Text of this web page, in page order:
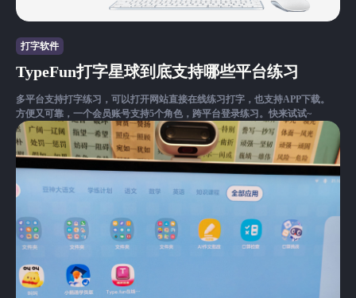
打字软件
TypeFun打字星球到底支持哪些平台练习
多平台支持打字练习，可以打开网站直接在线练习打字，也支持APP下载。
方便又可靠，一个会员账号支持5个角色，跨平台登录练习。快来试试~